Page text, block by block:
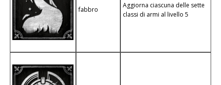
fabbro
Aggiorna ciascuna delle sette
classi di armi al livello 5